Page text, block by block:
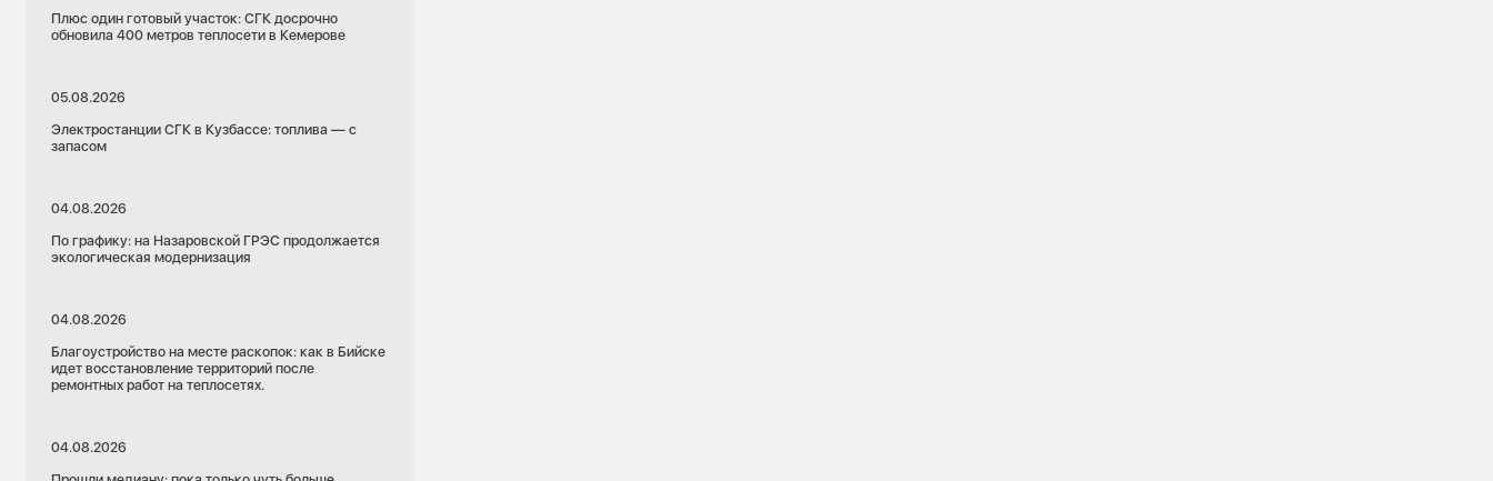
Плюс один готовый участок: СГК досрочно
обновила 400 метров теплосети в Кемерове
05.08.2026
Электростанции СГК в Кузбассе: топлива — с
запасом
04.08.2026
По графику: на Назаровской ГРЭС продолжается
экологическая модернизация
04.08.2026
Благоустройство на месте раскопок: как в Бийске
идет восстановление территорий после
ремонтных работ на теплосетях.
04.08.2026